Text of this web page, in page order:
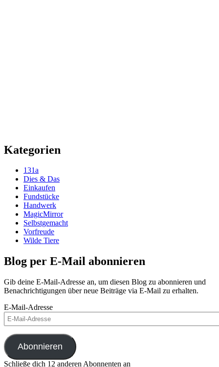
Kategorien
131a
Dies & Das
Einkaufen
Fundstücke
Handwerk
MagicMirror
Selbstgemacht
Vorfreude
Wilde Tiere
Blog per E-Mail abonnieren
Gib deine E-Mail-Adresse an, um diesen Blog zu abonnieren und
Benachrichtigungen über neue Beiträge via E-Mail zu erhalten.
E-Mail-Adresse
Abonnieren
Schließe dich 12 anderen Abonnenten an